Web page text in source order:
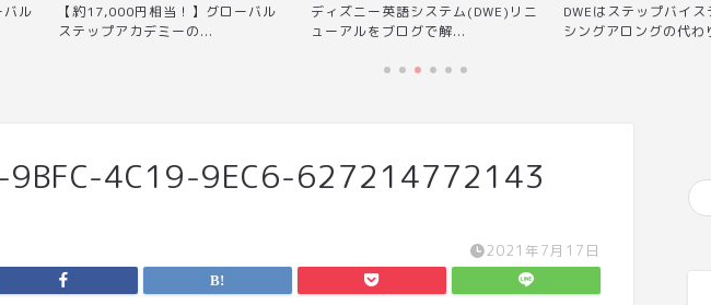
バル
【約17,000円相当！】グローバル
ステップアカデミーの...
ディズニー英語システム(DWE)リニ
ューアルをブログで解...
DWEはステップバイ
シングアロングの代わ
9BFC-4C19-9EC6-627214772143
2021年7月17日